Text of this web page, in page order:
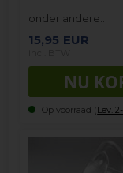
onder andere…
15,95 EUR
Op voorraad (Lev.